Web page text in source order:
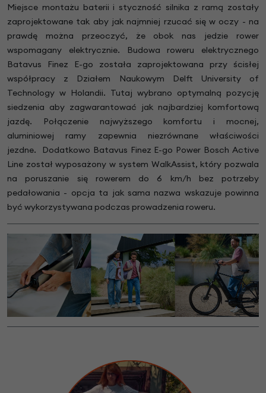
Miejsce montażu baterii i styczność silnika z ramą zostały
zaprojektowane tak aby jak najmniej rzucać się w oczy - na
prawdę można przeoczyć, że obok nas jedzie rower
wspomagany elektrycznie. Budowa roweru elektrycznego
Batavus Finez E-go została zaprojektowana przy ścisłej
współpracy z Działem Naukowym Delft University of
Technology w Holandii. Tutaj wybrano optymalną pozycję
siedzenia aby zagwarantować jak najbardziej komfortową
jazdę. Połączenie najwyższego komfortu i mocnej,
aluminiowej ramy zapewnia niezrównane właściwości
jezdne. Dodatkowo Batavus Finez E-go Power Bosch Active
Line został wyposażony w system WalkAssist, który pozwala
na poruszanie się rowerem do 6 km/h bez potrzeby
pedałowania - opcja ta jak sama nazwa wskazuje powinna
być wykorzystywana podczas prowadzenia roweru.